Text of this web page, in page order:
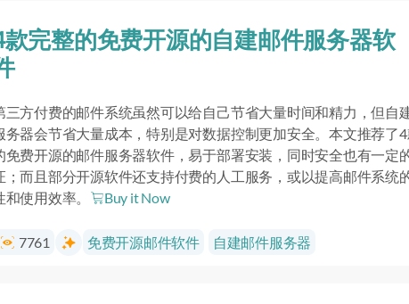
完整的免费开源的自建邮件服务器软
三方付费的邮件系统虽然可以给自己节省大量时间和精力，但自
务器会节省大量成本，特别是对数据控制更加安全。本文推荐了4
免费开源的邮件服务器软件，易于部署安装，同时安全也有一定
；而且部分开源软件还支持付费的人工服务，或以提高邮件系统
和使用效率。
Buy it Now
7761 免费开源邮件软件 自建邮件服务器